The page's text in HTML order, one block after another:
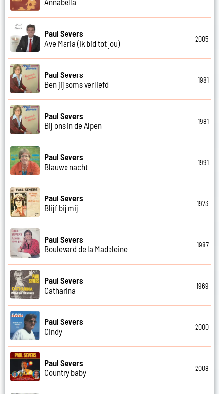
Paul Severs
Ave Maria (Ik bid tot jou)
2005
Paul Severs
Ben jij soms verliefd
1981
Paul Severs
Bij ons in de Alpen
1981
Paul Severs
Blauwe nacht
1991
Paul Severs
Blijf bij mij
1973
Paul Severs
Boulevard de la Madeleine
1987
Paul Severs
Catharina
1969
Paul Severs
Cindy
2000
Paul Severs
Country baby
2008